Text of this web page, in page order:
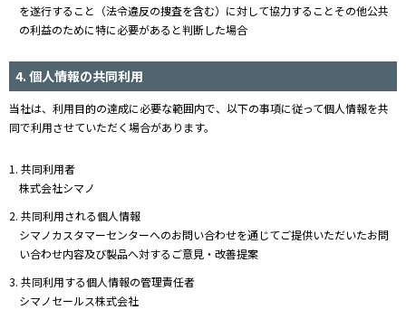
を遂行すること（法令違反の捜査を含む）に対して協力することその他公共
の利益のために特に必要があると判断した場合
4. 個人情報の共同利用
当社は、利用目的の達成に必要な範囲内で、以下の事項に従って個人情報を共
同で利用させていただく場合があります。
1. 共同利用者
株式会社シマノ
2. 共同利用される個人情報
シマノカスタマーセンターへのお問い合わせを通じてご提供いただいたお問
い合わせ内容及び製品へ対するご意見・改善提案
3. 共同利用する個人情報の管理責任者
シマノセールス株式会社